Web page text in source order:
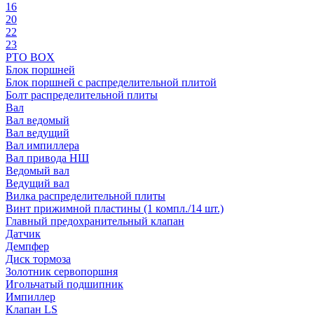
16
20
22
23
PTO BOX
Блок поршней
Блок поршней c распределительной плитой
Болт распределительной плиты
Вал
Вал ведомый
Вал ведущий
Вал импиллера
Вал привода НШ
Ведомый вал
Ведущий вал
Вилка распределительной плиты
Винт прижимной пластины (1 компл./14 шт.)
Главный предохранительный клапан
Датчик
Демпфер
Диск тормоза
Золотник сервопоршня
Игольчатый подшипник
Импиллер
Клапан LS